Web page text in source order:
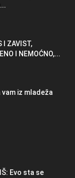
I ZAVIST,
I NEMOĆNO,...
iz mladeža
Evo sta se